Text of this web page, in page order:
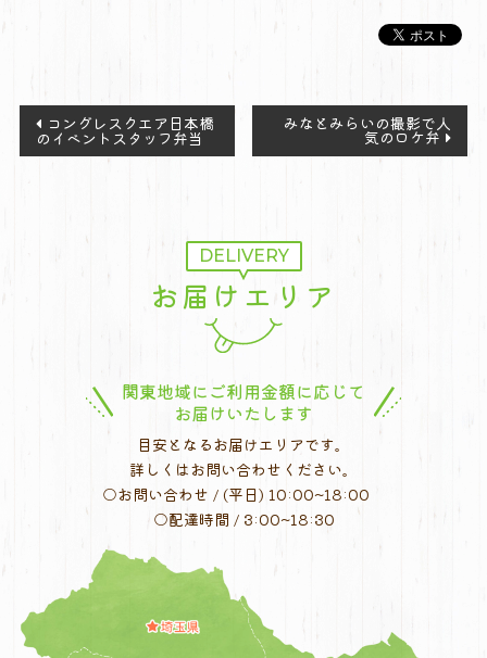
コングレスクエア日本橋
のイベントスタッフ弁当
みなとみらいの撮影で人
気のロケ弁
DELIVERY
お届けエリア
関東地域にご利用金額に応じて
お届けいたします
目安となるお届けエリアです。
詳しくはお問い合わせください。
○お問い合わせ / (平日) 10:00~18:00
○配達時間 / 3:00~18:30